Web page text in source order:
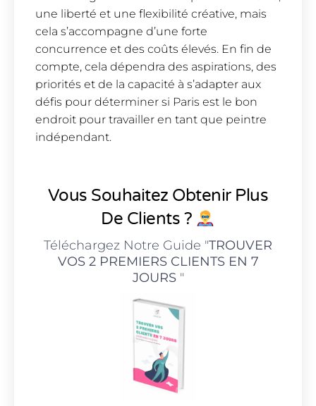
une liberté et une flexibilité créative, mais
cela s’accompagne d’une forte
concurrence et des coûts élevés. En fin de
compte, cela dépendra des aspirations, des
priorités et de la capacité à s’adapter aux
défis pour déterminer si Paris est le bon
endroit pour travailler en tant que peintre
indépendant.
Vous Souhaitez Obtenir Plus
De Clients ?
Téléchargez Notre Guide "TROUVER
VOS 2 PREMIERS CLIENTS EN 7
JOURS"